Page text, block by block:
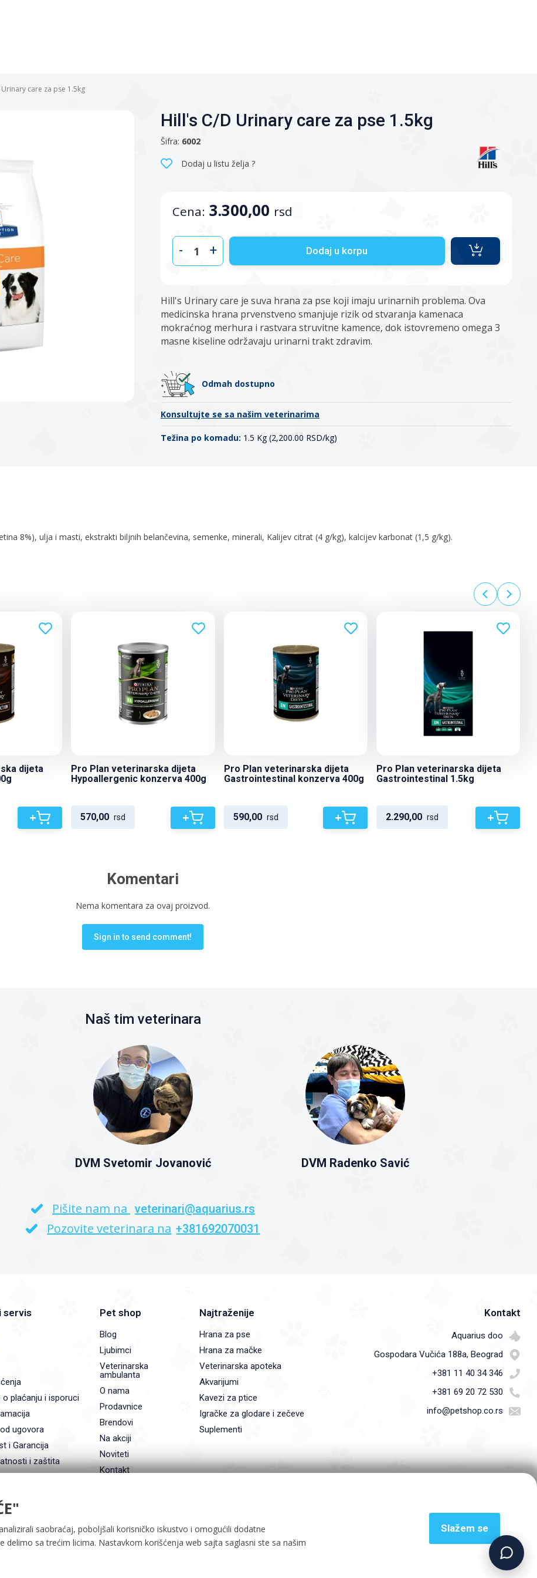
care za pse 1.5kg
Hill's C/D Urinary care za pse 1.5kg
Šifra: 6002
Dodaj u listu želja ?
Cena: 3.300,00 rsd
- + Dodaj u korpu
Hill's Urinary care je suva hrana za pse koji imaju urinarnih problema. Ova
medicinska hrana prvenstveno smanjuje rizik od stvaranja kamenaca
mokraćnog merhura i rastvara struvitne kamence, dok istovremeno omega 3
masne kiseline održavaju urinarni trakt zdravim.
Odmah dostupno
Konsultujte se sa našim veterinarima
Težina po komadu: 1.5 Kg (2,200.00 RSD/kg)
8%), ulja i masti, ekstrakti biljnih belančevina, semenke, minerali, Kalijev citrat (4 g/kg), kalcijev karbonat (1,5 g/kg).
dijeta
+
Pro Plan veterinarska dijeta
Hypoallergenic konzerva 400g
570,00 rsd +
Pro Plan veterinarska dijeta
Gastrointestinal konzerva 400g
590,00 rsd +
Pro Plan veterinarska dijeta
Gastrointestinal 1.5kg
2.290,00 rsd +
Komentari
Nema komentara za ovaj proizvod.
Sign in to send comment!
Naš tim veterinara
DVM Svetomir Jovanović DVM Radenko Savić
Pišite nam na veterinari@aquarius.rs
Pozovite veterinara na +381692070031
servis
plaćanju i isporuci
ugovora
i Garancija
i zaštita
Pet shop
Blog
Ljubimci
Veterinarska
ambulanta
O nama
Prodavnice
Brendovi
Na akciji
Noviteti
Kontakt
Najtraženije
Hrana za pse
Hrana za mačke
Veterinarska apoteka
Akvarijumi
Kavezi za ptice
Igračke za glodare i zečeve
Suplementi
Kontakt
Aquarius doo
Gospodara Vučića 188a, Beograd
+381 11 40 34 346
+381 69 20 72 530
info@petshop.co.rs
powered byExplicit
saobraćaj, poboljšali korisničko iskustvo i omogućili dodatne
sa trećim licima. Nastavkom korišćenja web sajta saglasni ste sa našim
Slažem se